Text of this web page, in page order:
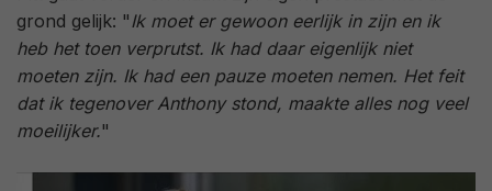
grond gelijk: "Ik moet er gewoon eerlijk in zijn en ik
heb het toen verprutst. Ik had daar eigenlijk niet
moeten zijn. Ik had een pauze moeten nemen. Het feit
dat ik tegenover Anthony stond, maakte alles nog veel
moeilijker."